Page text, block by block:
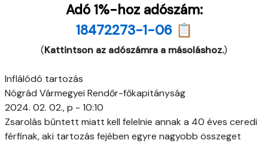
Adó 1%-hoz adószám:
18472273-1-06 📋
(Kattintson az adószámra a másoláshoz.)
Inflálódó tartozás
Nógrád Vármegyei Rendőr-főkapitányság
2024. 02. 02., p - 10:10
Zsarolás bűntett miatt kell felelnie annak a 40 éves ceredi
férfinak, aki tartozás fejében egyre nagyobb összeget